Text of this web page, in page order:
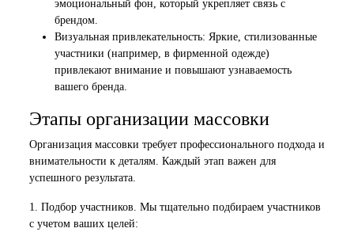
эмоциональный фон, который укрепляет связь с
брендом.
Визуальная привлекательность: Яркие, стилизованные
участники (например, в фирменной одежде)
привлекают внимание и повышают узнаваемость
вашего бренда.
Этапы организации массовки
Организация массовки требует профессионального подхода и
внимательности к деталям. Каждый этап важен для
успешного результата.
1. Подбор участников. Мы тщательно подбираем участников
с учетом ваших целей: